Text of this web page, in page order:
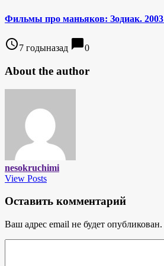
Фильмы про маньяков: Зодиак.
access_time7 годыназад chat_bubble0
About the author
nesokruchimi
View Posts
Оставить комментарий
Ваш адрес email не будет опубликован.